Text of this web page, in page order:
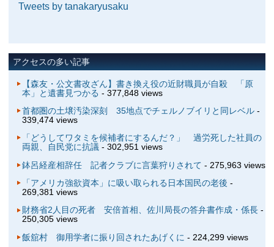
Tweets by tanakaryusaku
アクセスの多い記事
【森友・公文書改ざん】書き換え役の近財職員が自殺 「原
本」と遺書見つかる - 377,848 views
首都圏の土壌汚染深刻 35地点でチェルノブイリと同レベル-
339,474 views
「どうしてワタミを候補者にするんだ？」 過労死した社員の
両親、自民党に抗議- 302,951 views
鉢呂経産相辞任 記者クラブに言葉狩りされて - 275,963 views
「アメリカ強欲資本」に吸い取られる日本国民の老後 -
269,381 views
財務省2人目の死者 安倍首相、佐川局長の答弁書作成・係長-
250,305 views
飯舘村 御用学者に振り回されたあげくに - 224,299 views